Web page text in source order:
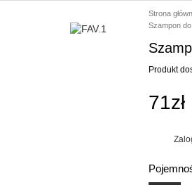
Strona
Szampon
Produkt
71zł